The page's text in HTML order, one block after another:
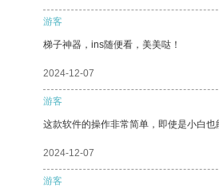
游客
梯子神器，ins随便看，美美哒！
2024-12-07
游客
这款软件的操作非常简单，即使是小白也
2024-12-07
游客